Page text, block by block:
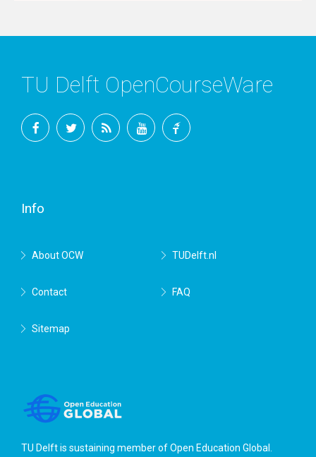
TU Delft OpenCourseWare
Info
About OCW TUDelft.nl
Contact FAQ
Sitemap
TU Delft is sustaining member ofOpen Education Global.